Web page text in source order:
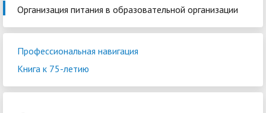
Организация питания в образовательной организации
Профессиональная навигация
Книга к 75-летию